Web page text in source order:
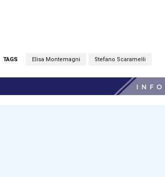
TAGS Elisa Montemagni Stefano Scaramelli